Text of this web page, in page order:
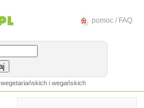
pomoc / FAQ
i wegańskich